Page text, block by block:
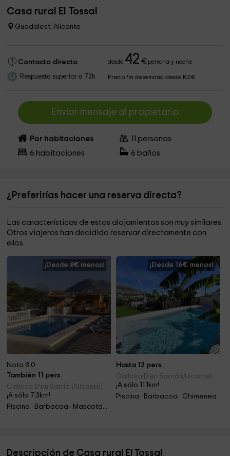
Casa rural El Tossal
Guadalest, Alicante
Contacto directo desde 42 €persona y noche
Respuesta superior a 72h Precio fin de semana desde 102€
Enviar mensaje al propietario
Por habitaciones
personas
6 habitaciones 6 baños
¿Preferirías hacer una reserva directa?
Las características de estos alojamientos son muy similares.
Otros viajeros han decidido reservar directamente con
ellos.
¡Desde 8€ menos!
Nota 8.0
También 11 pers.
Callosa D'en Sarrià (Alicante)
¡A sólo 7.3km!
Piscina · Barbacoa · Mascotas · Chimenea
¡Desde 16€ menos!
Hasta 12 pers.
Callosa D'en Sarrià (Alicante)
¡A sólo 11.1km!
Piscina · Barbacoa · Chimenea
Descripción de Casa rural El Tossal